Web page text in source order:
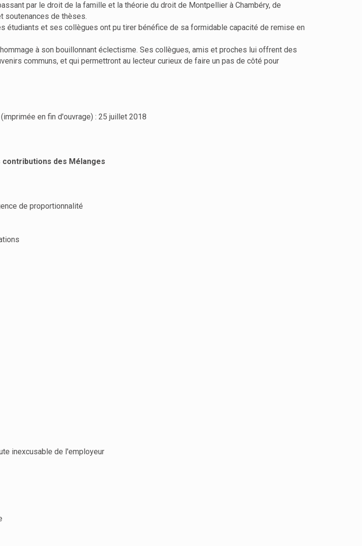
par le droit de la famille et la théorie du droit de Montpellier à Chambéry, de
soutenances de thèses.
étudiants et ses collègues ont pu tirer bénéfice de sa formidable capacité de remise en
à son bouillonnant éclectisme. Ses collègues, amis et proches lui offrent des
communs, et qui permettront au lecteur curieux de faire un pas de côté pour
en fin d'ouvrage) : 25 juillet 2018
contributions des Mélanges
de proportionnalité
inexcusable de l'employeur